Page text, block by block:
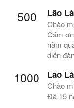
500 Lão
Chào
Cám
năm
diễn đàn
1000 Lão
Chào
Đã 15